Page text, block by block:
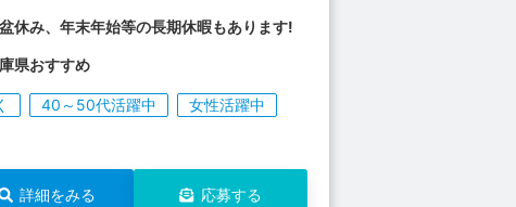
休み、年末年始等の長期休暇もあります!
県おすすめ
40～50代活躍中
女性活躍中
詳細をみる 応募する